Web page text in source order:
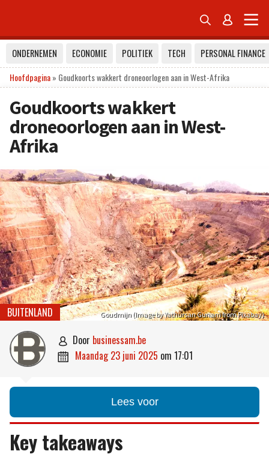
 
ONDERNEMEN ECONOMIE POLITIEK TECH
PERSONAL FINANCE
Hoofdpagina» Goudkoorts wakkert droneoorlogen aan in West-Afrika
Goudkoorts wakkert
droneoorlogen aan in West-
Afrika
Goudmijn (Image by Yathursan Gunam from Pixabay)
BUITENLAND
 door businessam.be
 maandag 23 juni 2025 om 17:01
Lees voor
Key takeaways